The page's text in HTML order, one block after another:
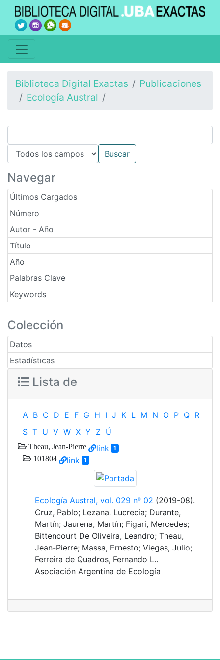
Biblioteca Digital Exactas
Publicaciones
Ecología Austral
Navegar
Últimos Cargados
Número
Autor - Año
Título
Año
Palabras Clave
Keywords
Colección
Datos
Estadísticas
Lista de
A B C D E F G H I J K L M N O P Q R
S T U V W X Y Z Ú
Theau, Jean-Pierre link 1
101804 link 1
Ecología Austral, vol. 029 nº 02 (2019-08).
Cruz, Pablo; Lezana, Lucrecia; Durante,
Martín; Jaurena, Martín; Figari, Mercedes;
Bittencourt De Oliveira, Leandro; Theau,
Jean-Pierre; Massa, Ernesto; Viegas, Julio;
Ferreira de Quadros, Fernando L..
Asociación Argentina de Ecología